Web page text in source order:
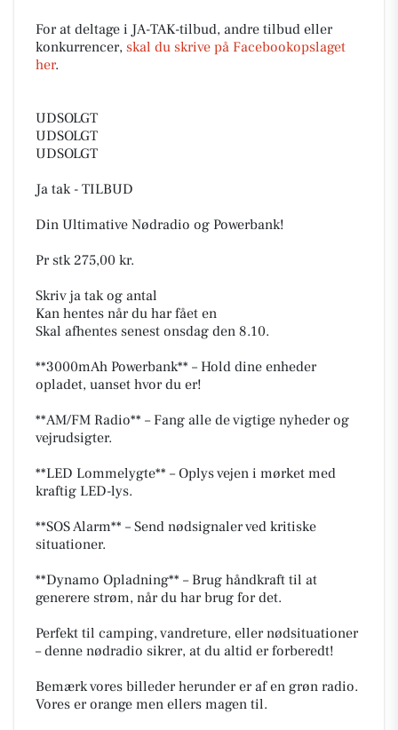
For at deltage i JA-TAK-tilbud, andre tilbud eller
konkurrencer, skal du skrive på Facebookopslaget
her.
UDSOLGT
UDSOLGT
UDSOLGT
Ja tak - TILBUD
Din Ultimative Nødradio og Powerbank!
Pr stk 275,00 kr.
Skriv ja tak og antal
Kan hentes når du har fået en
Skal afhentes senest onsdag den 8.10.
**3000mAh Powerbank** – Hold dine enheder
opladet, uanset hvor du er!
**AM/FM Radio** – Fang alle de vigtige nyheder og
vejrudsigter.
**LED Lommelygte** – Oplys vejen i mørket med
kraftig LED-lys.
**SOS Alarm** – Send nødsignaler ved kritiske
situationer.
**Dynamo Opladning** – Brug håndkraft til at
generere strøm, når du har brug for det.
Perfekt til camping, vandreture, eller nødsituationer
– denne nødradio sikrer, at du altid er forberedt!
Bemærk vores billeder herunder er af en grøn radio.
Vores er orange men ellers magen til.